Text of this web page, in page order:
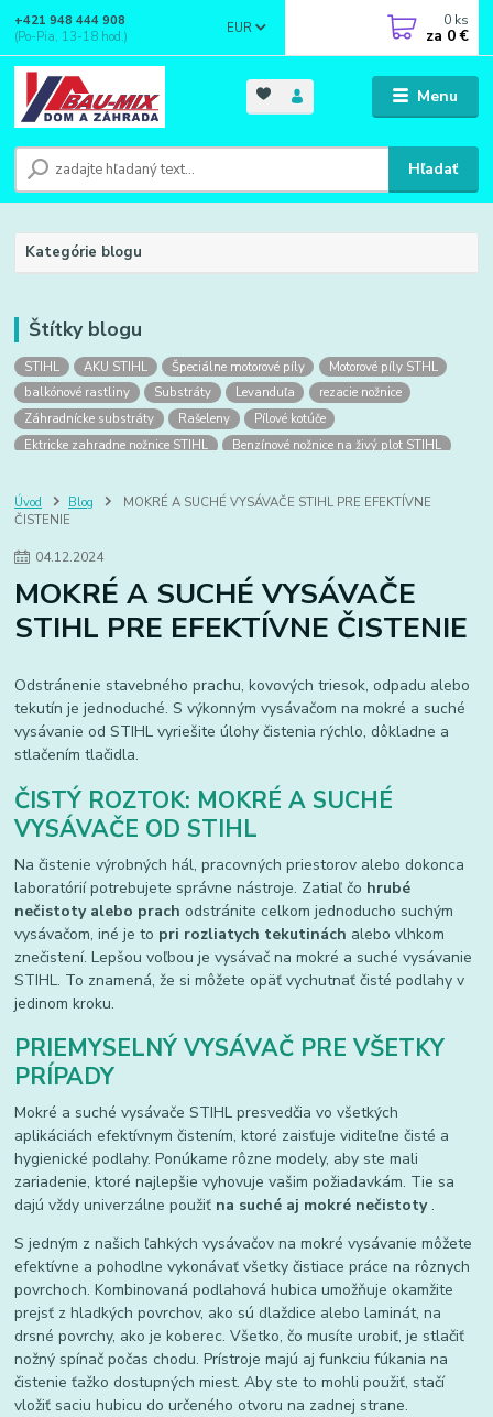
Menu
EUR
Hľadať
+421 948 444 908
(Po-Pia, 13-18 hod.)
0 ks
za 0 €
Kategórie blogu
Štítky blogu
STIHL AKU STIHL Špeciálne motorové píly
Motorové píly STHL
balkónové rastliny
Substráty Levanduľa
rezacie nožnice
Záhradnícke substráty
Rašeleny
Pílové kotúče
Ektricke zahradne nožnice STIHL
Benzínové nožnice na živý plot STIHL
Vysokotlakové čističe
stihl
Úvod Blog
MOKRÉ A SUCHÉ VYSÁVAČE STIHL PRE EFEKTÍVNE
ČISTENIE
04.12.2024
MOKRÉ A SUCHÉ VYSÁVAČE
STIHL PRE EFEKTÍVNE ČISTENIE
Odstránenie stavebného prachu, kovových triesok, odpadu alebo
tekutín je jednoduché. S výkonným vysávačom na mokré a suché
vysávanie od STIHL vyriešite úlohy čistenia rýchlo, dôkladne a
stlačením tlačidla.
ČISTÝ ROZTOK: MOKRÉ A SUCHÉ
VYSÁVAČE OD STIHL
Na čistenie výrobných hál, pracovných priestorov alebo dokonca
laboratórií potrebujete správne nástroje. Zatiaľ čo hrubé
nečistoty alebo prach odstránite celkom jednoducho suchým
vysávačom, iné je to pri rozliatych tekutinách alebo vlhkom
znečistení. Lepšou voľbou je vysávač na mokré a suché vysávanie
STIHL. To znamená, že si môžete opäť vychutnať čisté podlahy v
jedinom kroku.
PRIEMYSELNÝ VYSÁVAČ PRE VŠETKY
PRÍPADY
Mokré a suché vysávače STIHL presvedčia vo všetkých
aplikáciách efektívnym čistením, ktoré zaisťuje viditeľne čisté a
hygienické podlahy. Ponúkame rôzne modely, aby ste mali
zariadenie, ktoré najlepšie vyhovuje vašim požiadavkám. Tie sa
dajú vždy univerzálne použiť na suché aj mokré nečistoty.
S jedným z našich ľahkých vysávačov na mokré vysávanie môžete
efektívne a pohodlne vykonávať všetky čistiace práce na rôznych
povrchoch. Kombinovaná podlahová hubica umožňuje okamžite
prejsť z hladkých povrchov, ako sú dlaždice alebo laminát, na
drsné povrchy, ako je koberec. Všetko, čo musíte urobiť, je stlačiť
nožný spínač počas chodu. Prístroje majú aj funkciu fúkania na
čistenie ťažko dostupných miest. Aby ste to mohli použiť, stačí
vložiť saciu hubicu do určeného otvoru na zadnej strane.